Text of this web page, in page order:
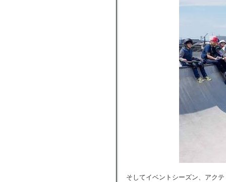
そしてイベントシーズン、アク